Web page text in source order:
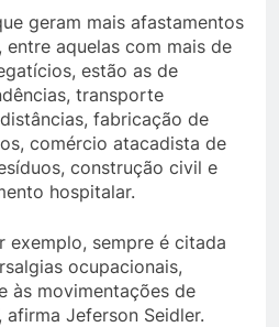
geram mais afastamentos
aquelas com mais de
estão as de
transporte
fabricação de
comércio atacadista de
construção civil e
hospitalar.
exemplo, sempre é citada
ocupacionais,
às movimentações de
afirma Jeferson Seidler.